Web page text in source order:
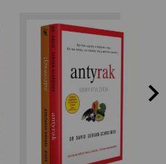
David Servan-
Schreiber